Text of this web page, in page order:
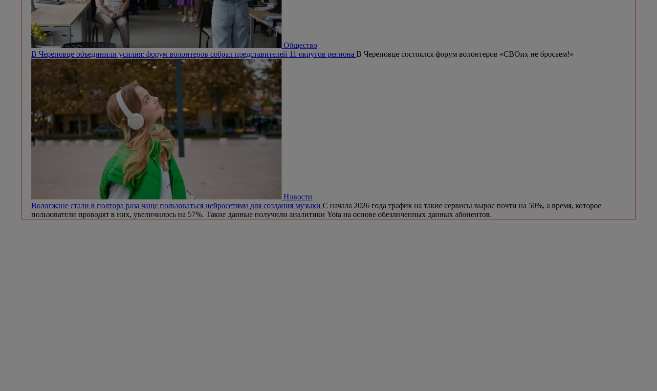
Общество
В Череповце объединили усилия: форум волонтеров собрал представителей 11 округов региона В Череповце состоялся форум волонтеров «СВОих не бросаем!»
Новости
Вологжане стали в полтора раза чаще пользоваться нейросетями для создания музыки С начала 2026 года трафик на такие сервисы вырос почти на 50%, а время, которое
пользователи проводят в них, увеличилось на 57%. Такие данные получили аналитики Yota на основе обезличенных данных абонентов.